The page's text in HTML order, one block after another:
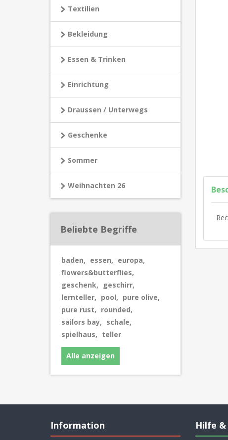
Textilien
Bekleidung
Essen & Trinken
Einrichtung
Draussen / Unterwegs
Geschenke
Sommer
Weihnachten 26
Beliebte Begriffe
baden, essen, europa,
flowers&butterflies,
geschenk, geschirr,
lernteller, pool, pure olive,
pure rust, rounded,
sailors bay, schale,
spielhaus, teller
Alle anzeigen
Information Hilfe &